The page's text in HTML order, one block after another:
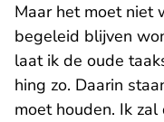
Maar het moet niet
begeleid blijven
laat ik de oude
hing zo. Daarin
moet houden. Ik